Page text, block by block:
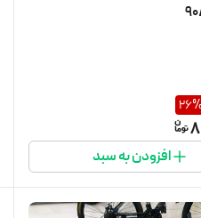
26%
افزودن به سبد